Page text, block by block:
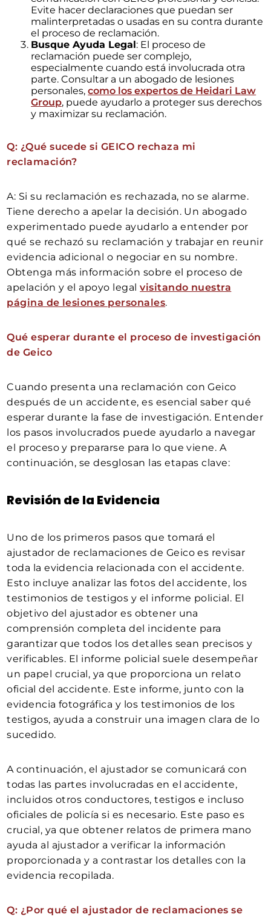
Evite hacer declaraciones que puedan ser
malinterpretadas o usadas en su contra durante
el proceso de reclamación.
Busque Ayuda Legal: El proceso de
reclamación puede ser complejo,
especialmente cuando está involucrada otra
parte. Consultar a un abogado de lesiones
personales,como los expertos de Heidari Law
Group, puede ayudarlo a proteger sus derechos
y maximizar su reclamación.
Q: ¿Qué sucede si GEICO rechaza mi
reclamación?
A: Si su reclamación es rechazada, no se alarme.
Tiene derecho a apelar la decisión. Un abogado
experimentado puede ayudarlo a entender por
qué se rechazó su reclamación y trabajar en reunir
evidencia adicional o negociar en su nombre.
Obtenga más información sobre el proceso de
apelación y el apoyo legalvisitando nuestra
página de lesiones personales.
Qué esperar durante el proceso de investigación
de Geico
Cuando presenta una reclamación con Geico
después de un accidente, es esencial saber qué
esperar durante la fase de investigación. Entender
los pasos involucrados puede ayudarlo a navegar
el proceso y prepararse para lo que viene. A
continuación, se desglosan las etapas clave:
Revisión de la Evidencia
Uno de los primeros pasos que tomará el
ajustador de reclamaciones de Geico es revisar
toda la evidencia relacionada con el accidente.
Esto incluye analizar las fotos del accidente, los
testimonios de testigos y el informe policial. El
objetivo del ajustador es obtener una
comprensión completa del incidente para
garantizar que todos los detalles sean precisos y
verificables. El informe policial suele desempeñar
un papel crucial, ya que proporciona un relato
oficial del accidente. Este informe, junto con la
evidencia fotográfica y los testimonios de los
testigos, ayuda a construir una imagen clara de lo
sucedido.
A continuación, el ajustador se comunicará con
todas las partes involucradas en el accidente,
incluidos otros conductores, testigos e incluso
oficiales de policía si es necesario. Este paso es
crucial, ya que obtener relatos de primera mano
ayuda al ajustador a verificar la información
proporcionada y a contrastar los detalles con la
evidencia recopilada.
Q: ¿Por qué el ajustador de reclamaciones se